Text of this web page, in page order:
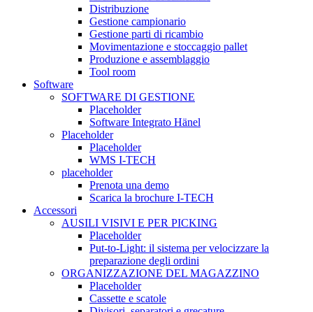
Distribuzione
Gestione campionario
Gestione parti di ricambio
Movimentazione e stoccaggio pallet
Produzione e assemblaggio
Tool room
Software
SOFTWARE DI GESTIONE
Placeholder
Software Integrato Hänel
Placeholder
Placeholder
WMS I-TECH
placeholder
Prenota una demo
Scarica la brochure I-TECH
Accessori
AUSILI VISIVI E PER PICKING
Placeholder
Put-to-Light: il sistema per velocizzare la
preparazione degli ordini
ORGANIZZAZIONE DEL MAGAZZINO
Placeholder
Cassette e scatole